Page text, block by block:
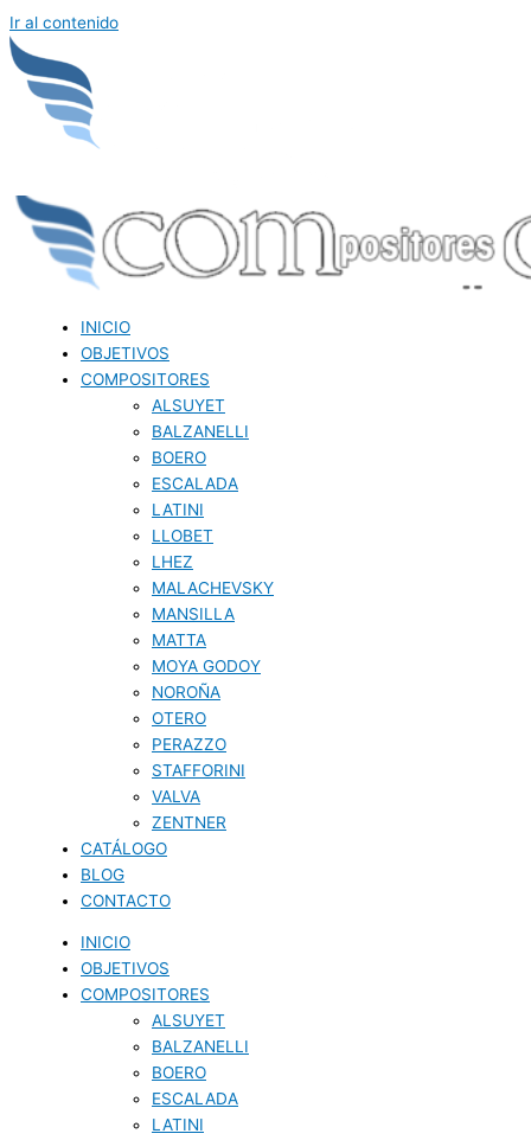
Ir al contenido
INICIO
OBJETIVOS
COMPOSITORES
ALSUYET
BALZANELLI
BOERO
ESCALADA
LATINI
LLOBET
LHEZ
MALACHEVSKY
MANSILLA
MATTA
MOYA GODOY
NOROÑA
OTERO
PERAZZO
STAFFORINI
VALVA
ZENTNER
CATÁLOGO
BLOG
CONTACTO
INICIO
OBJETIVOS
COMPOSITORES
ALSUYET
BALZANELLI
BOERO
ESCALADA
LATINI